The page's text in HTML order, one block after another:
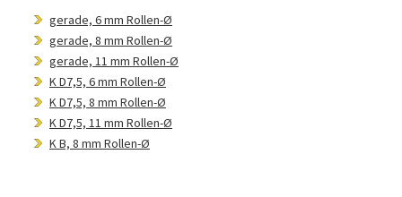
gerade, 6 mm Rollen-Ø
gerade, 8 mm Rollen-Ø
gerade, 11 mm Rollen-Ø
K D7,5, 6 mm Rollen-Ø
K D7,5, 8 mm Rollen-Ø
K D7,5, 11 mm Rollen-Ø
K B, 8 mm Rollen-Ø